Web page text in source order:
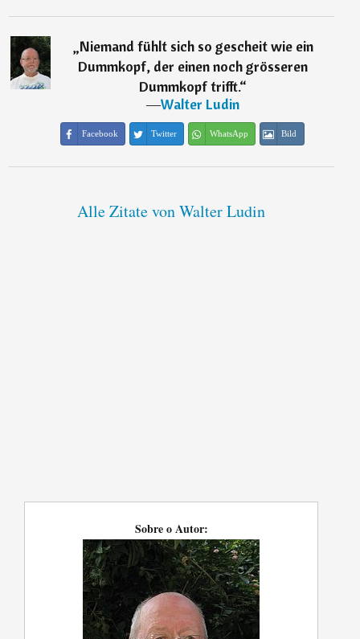
„Niemand fühlt sich so gescheit wie ein
Dummkopf, der einen noch grösseren
Dummkopf trifft.“
―Walter Ludin
Facebook Twitter WhatsApp Bild
Alle Zitate von Walter Ludin
Sobre o Autor: